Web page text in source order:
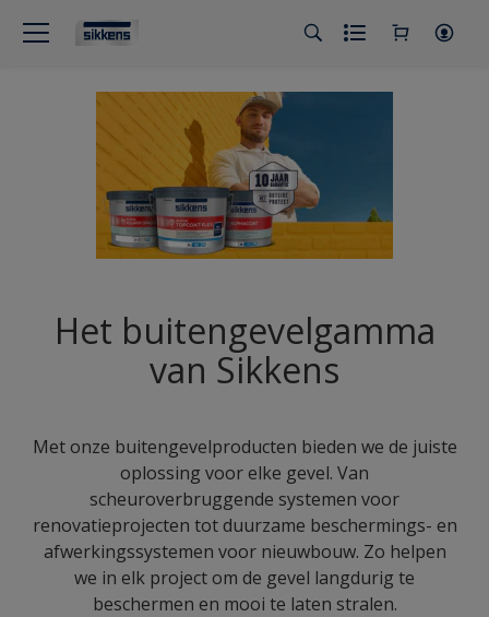
Het buitengevelgamma
van Sikkens
Met onze buitengevelproducten bieden we de juiste
oplossing voor elke gevel. Van
scheuroverbruggende systemen voor
renovatieprojecten tot duurzame beschermings- en
afwerkingssystemen voor nieuwbouw. Zo helpen
we in elk project om de gevel langdurig te
beschermen en mooi te laten stralen.